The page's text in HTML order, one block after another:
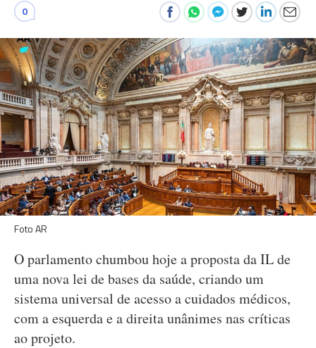
0
Foto AR
O parlamento chumbou hoje a proposta da IL de
uma nova lei de bases da saúde, criando um
sistema universal de acesso a cuidados médicos,
com a esquerda e a direita unânimes nas críticas
ao projeto.